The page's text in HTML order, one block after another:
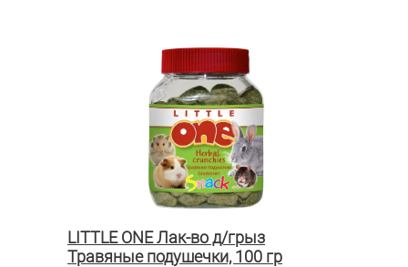
LITTLE ONE Лак-во д/грыз
Травяные подушечки, 100 гр